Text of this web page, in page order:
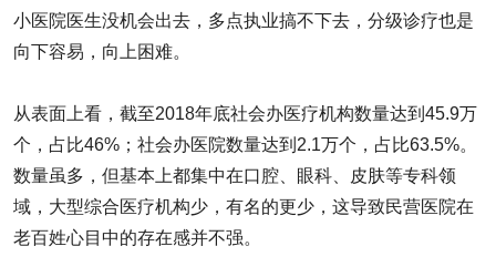
小医院医生没机会出去，多点执业搞不下去，分级诊疗也是
向下容易，向上困难。
从表面上看，截至2018年底社会办医疗机构数量达到45.9万
个，占比46%；社会办医院数量达到2.1万个，占比63.5%。
数量虽多，但基本上都集中在口腔、眼科、皮肤等专科领
域，大型综合医疗机构少，有名的更少，这导致民营医院在
老百姓心目中的存在感并不强。